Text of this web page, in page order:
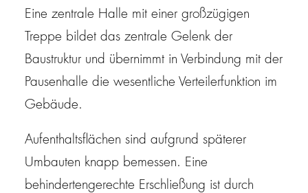
Eine zentrale Halle mit einer großzügigen
Treppe bildet das zentrale Gelenk der
Baustruktur und übernimmt in Verbindung mit der
Pausenhalle die wesentliche Verteilerfunktion im
Gebäude.
Aufenthaltsflächen sind aufgrund späterer
Umbauten knapp bemessen. Eine
behindertengerechte Erschließung ist durch